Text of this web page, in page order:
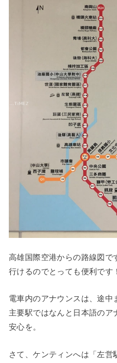
高雄国際空港からの路線図で
行けるのでとっても便利です！
電車内のアナウンスは、途中
主要駅ではなんと日本語の
安心を。
さて、ケンティンへは「左